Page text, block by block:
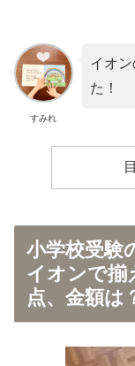
すみれ
イオ
た！
小学校受験
イオンで揃
点、金額は